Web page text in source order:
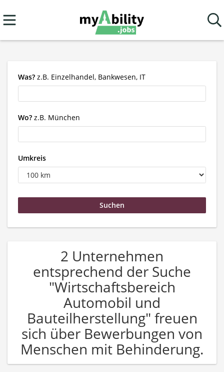
Was? z.B. Einzelhandel, Bankwesen, IT
Wo? z.B. München
Umkreis
2 Unternehmen
entsprechend der Suche
"Wirtschaftsbereich
Automobil und
Bauteilherstellung" freuen
sich über Bewerbungen von
Menschen mit Behinderung.